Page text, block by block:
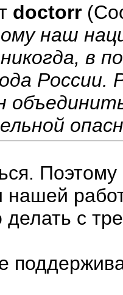
doctorr
наш
в
России.
нашей
делать с